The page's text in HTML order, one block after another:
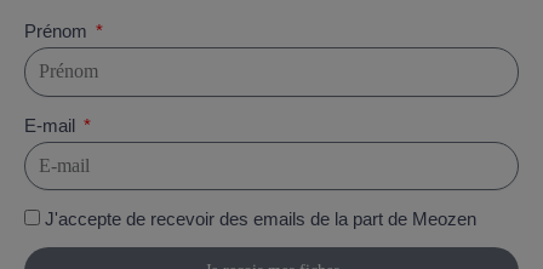
Prénom
E-mail
J'accepte de recevoir des emails de la part de Meozen